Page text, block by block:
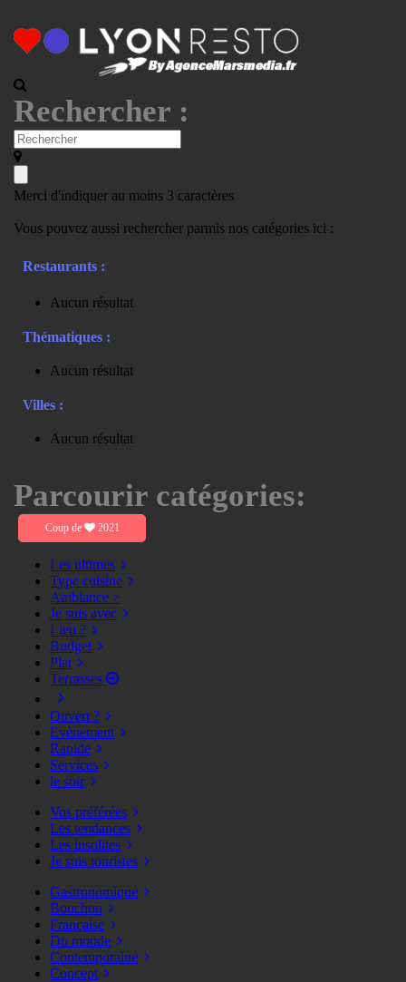
Rechercher :
Merci d'indiquer au moins 3 caractères
Vous pouvez aussi rechercher parmis nos catégories ici :
Restaurants :
Aucun résultat
Thématiques :
Aucun résultat
Villes :
Aucun résultat
Parcourir catégories:
Coup de 2021
Les ultimes
Type cuisine
Ambiance >
Je suis avec
Lieu ?
Budget
Plat
Terrasses
Ouvert ?
Evènement
Rapide
Services
le soir
Vos préférées
Les tendances
Les insolites
Je suis touristes
Gastronomique
Bouchon
Française
Du monde
Contemporaine
Concept